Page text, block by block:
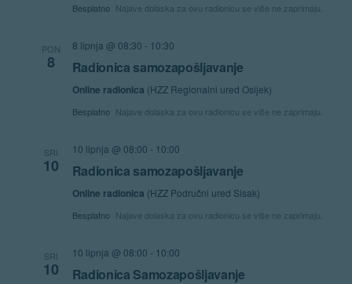
Besplatno Najave dolaska za ovu radionicu se više ne zaprimaju.
PON
8
8 lipnja @ 08:30 - 10:30
Radionica samozapošljavanje
Online radionica (HZZ Regionalni ured Osijek)
Besplatno Najave dolaska za ovu radionicu se više ne zaprimaju.
SRI
10
10 lipnja @ 08:00 - 10:00
Radionica samozapošljavanje
Online radionica (HZZ Područni ured Sisak)
Besplatno Najave dolaska za ovu radionicu se više ne zaprimaju.
SRI
10
10 lipnja @ 08:00 - 10:00
Radionica Samozapošljavanje